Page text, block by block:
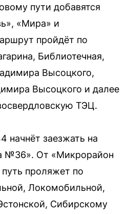
пути добавятся
«Мира» и
пройдёт по
Библиотечная,
Высоцкого,
Высоцкого и далее
ТЭЦ.
начнёт заезжать на
№36». От «Микрорайон
проляжет по
Локомобильной,
Сибирскому